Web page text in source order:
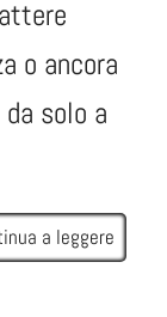
o ancora
solo a
a leggere